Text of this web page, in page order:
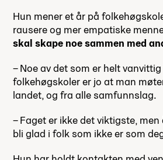
Hun mener et år på
rausere og mer empatiske
skal skape noe sammen med
– Noe av det som er helt
folkehøgskoler er jo at man
landet, og fra alle samfunnslag.
– Faget er ikke det viktigste,
bli glad i folk som ikke er som